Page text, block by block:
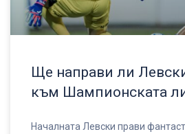
Ще направи ли
към Шампионската
Началната Левски прави